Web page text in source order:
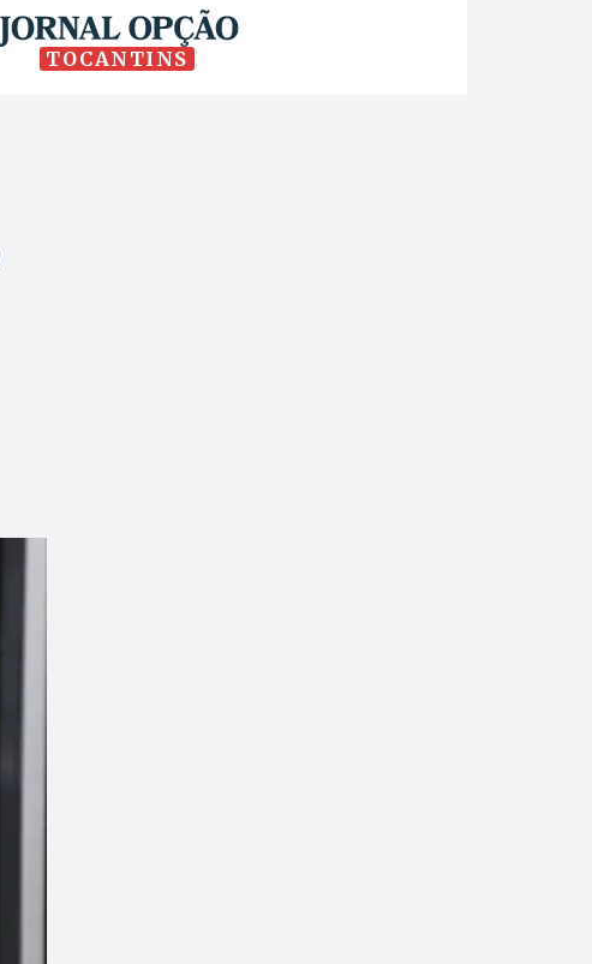
TOCANTINS